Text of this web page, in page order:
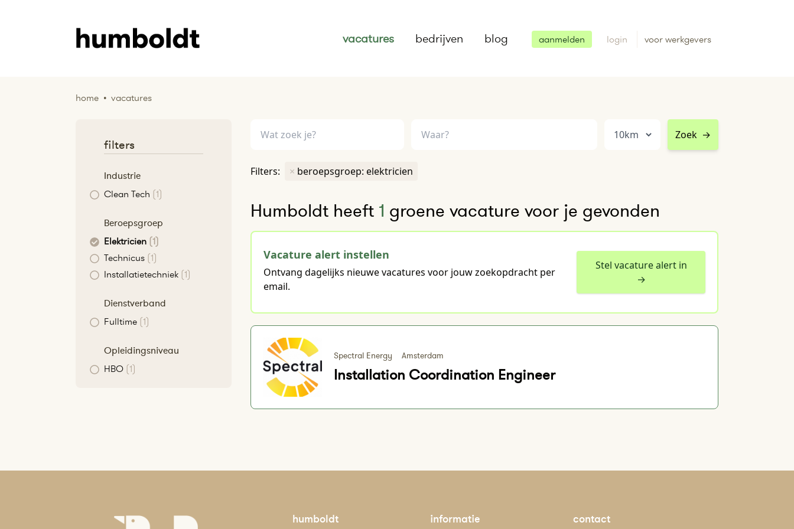
vacatures bedrijven blog aanmelden login voor werkgevers
home • vacatures
Zoek →
Filters: × beroepsgroep: elektricien
Humboldt heeft 1 groene vacature voor je gevonden
Vacature alert instellen
Ontvang dagelijks nieuwe vacatures voor jouw zoekopdracht per
email.
Stel vacature alert in
→
Spectral Energy Amsterdam
Installation Coordination Engineer
filters
Industrie
Clean Tech (1)
Beroepsgroep
Elektricien (1)
Technicus (1)
Installatietechniek (1)
Dienstverband
Fulltime (1)
Opleidingsniveau
HBO (1)
humboldt informatie contact